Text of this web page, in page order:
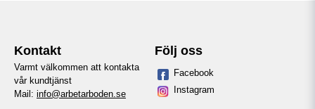
Kontakt
Varmt välkommen att kontakta
vår kundtjänst
Mail: info@arbetarboden.se
Följ oss
Facebook
Instagram